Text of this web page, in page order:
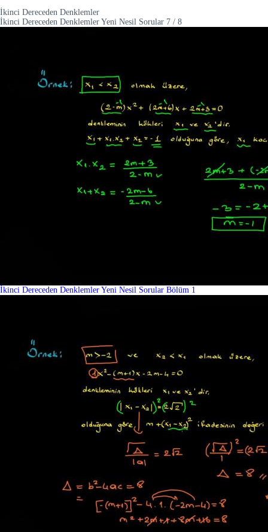
İkinci Dereceden Denklemler
İkinci Dereceden Denklemler Yeni Nesil Sorular 7 / 8
İkinci Dereceden Denklemler Yeni Nesil Sorular Bölüm 1